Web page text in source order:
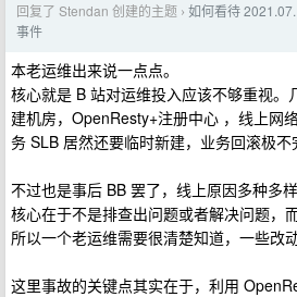
回复了 Stendan 创建的主题 › 如何看待
事件
本老运维出来说一点点。
核心就是 B 站对运维投入应该不够重视。
建机房，OpenResty+注册中心 ，线上网
务 SLB 居然还要临时新建，业务回滚极不
不过也是事后 BB 罢了，线上原因多种多
核心在于不是排查出问题或者解决问题，
所以一个老运维需要很清楚知道，一些改
这里事故的关键点其实在于，利用